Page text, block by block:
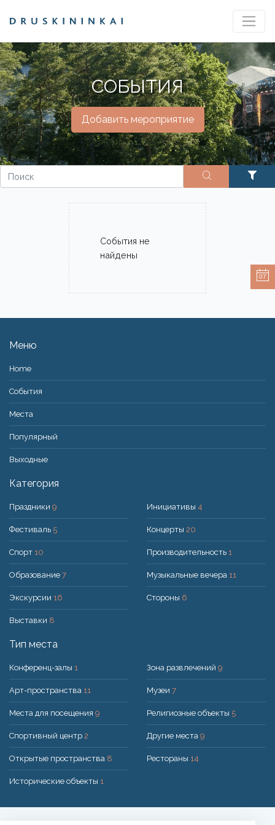
СОБЫТИЯ
Добавить мероприятие
События не
найдены
Меню
Home
События
Места
Популярный
Bыходные
Категория
Праздники 9
Фестиваль 5
Спорт 10
Образование 7
Экскурсии 16
Выставки 8
Инициативы 4
Концерты 20
Производительность 1
Музыкальные вечера 11
Стороны 6
Тип места
Конференц-залы 1
Арт-пространства 11
Места для посещения 9
Спортивный центр 2
Открытые пространства 8
Исторические объекты 1
Зона развлечений 9
Музеи 7
Религиозные объекты 5
Другие места 9
Рестораны 14
07